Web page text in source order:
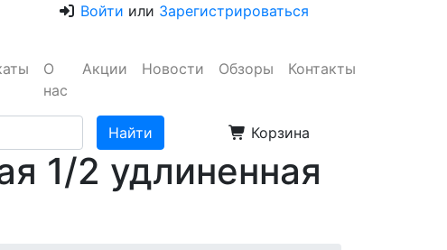
Войти или Зарегистрироваться
О
нас
Акции Новости Обзоры Контакты
Корзина
1/2 удлиненная